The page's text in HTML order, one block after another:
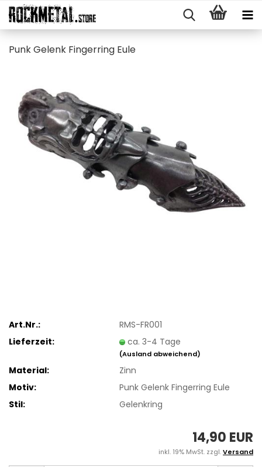
Punk Ge­lenk Fin­ger­ring Eule
Art.Nr.:
RMS-FR001
Lieferzeit:
ca. 3-4 Tage
(Ausland abweichend)
Material:
Zinn
Motiv:
Punk Gelenk Fingerring Eule
Stil:
Gelenkring
14,90 EUR
inkl. 19% MwSt. zzgl.Versand